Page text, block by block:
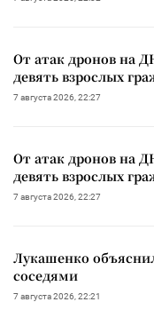
От атак дронов на
девять взрослых
7 августа 2026, 22:27
От атак дронов на
девять взрослых
7 августа 2026, 22:27
Лукашенко
соседями
7 августа 2026, 22:21